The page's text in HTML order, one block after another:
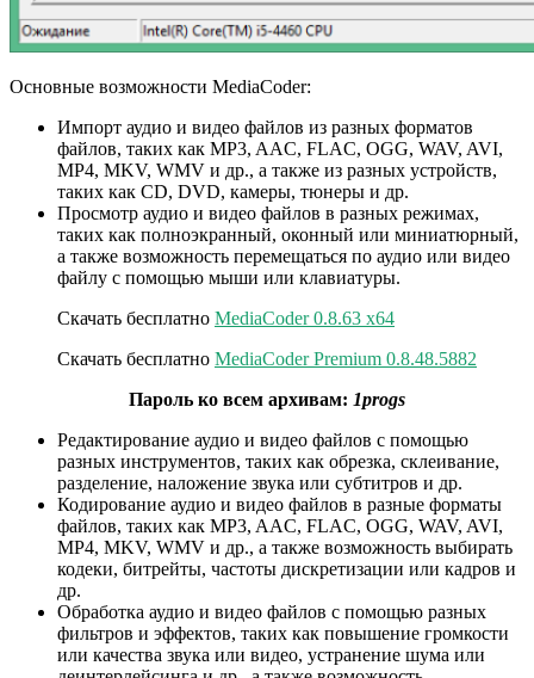
Основные возможности MediaCoder:
Импорт аудио и видео файлов из разных форматов
файлов, таких как MP3, AAC, FLAC, OGG, WAV, AVI,
MP4, MKV, WMV и др., а также из разных устройств,
таких как CD, DVD, камеры, тюнеры и др.
Просмотр аудио и видео файлов в разных режимах,
таких как полноэкранный, оконный или миниатюрный,
а также возможность перемещаться по аудио или видео
файлу с помощью мыши или клавиатуры.
Скачать бесплатно MediaCoder 0.8.63 x64
Скачать бесплатно MediaCoder Premium 0.8.48.5882
Пароль ко всем архивам: 1progs
Редактирование аудио и видео файлов с помощью
разных инструментов, таких как обрезка, склеивание,
разделение, наложение звука или субтитров и др.
Кодирование аудио и видео файлов в разные форматы
файлов, таких как MP3, AAC, FLAC, OGG, WAV, AVI,
MP4, MKV, WMV и др., а также возможность выбирать
кодеки, битрейты, частоты дискретизации или кадров и
др.
Обработка аудио и видео файлов с помощью разных
фильтров и эффектов, таких как повышение громкости
или качества звука или видео, устранение шума или